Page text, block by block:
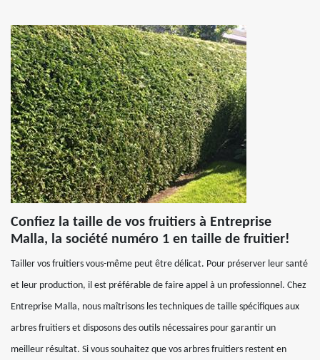
Confiez la taille de vos fruitiers à Entreprise
Malla, la société numéro 1 en taille de fruitier!
Tailler vos fruitiers vous-même peut être délicat. Pour préserver leur santé
et leur production, il est préférable de faire appel à un professionnel. Chez
Entreprise Malla, nous maîtrisons les techniques de taille spécifiques aux
arbres fruitiers et disposons des outils nécessaires pour garantir un
meilleur résultat. Si vous souhaitez que vos arbres fruitiers restent en